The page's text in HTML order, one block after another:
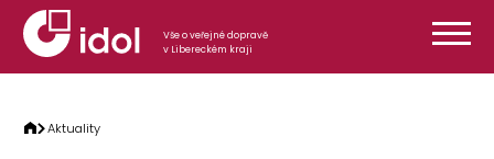
Přeskočit na obsah
Vše o veřejné dopravě
v Libereckém kraji
Aktuality